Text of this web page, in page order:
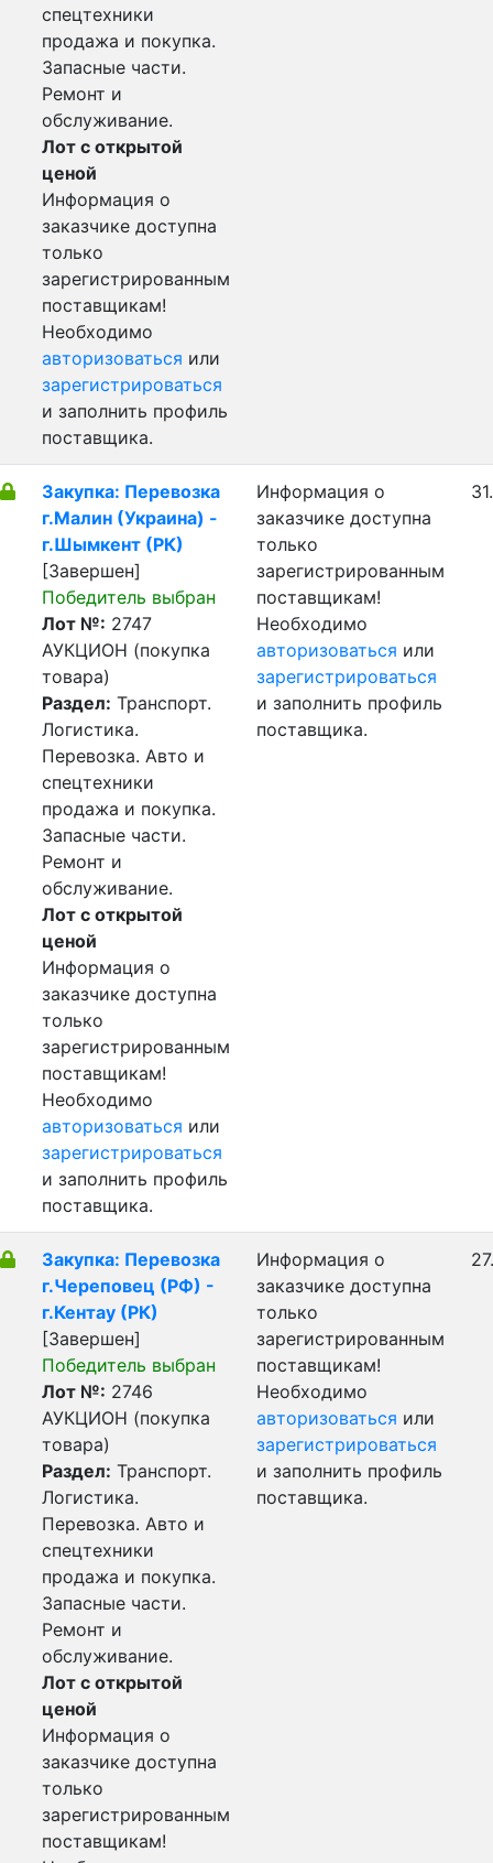
спецтехники
продажа и покупка.
Запасные части.
Ремонт и
обслуживание.
Лот с открытой
ценой
Информация о
заказчике доступна
только
зарегистрированным
поставщикам!
Необходимо
авторизоваться или
зарегистрироваться
и заполнить профиль
поставщика.
Закупка: Перевозка
г.Малин (Украина) -
г.Шымкент (РК)
[Завершен]
Победитель выбран
Лот №: 2747
АУКЦИОН (покупка
товара)
Раздел: Транспорт.
Логистика.
Перевозка. Авто и
спецтехники
продажа и покупка.
Запасные части.
Ремонт и
обслуживание.
Лот с открытой
ценой
Информация о
заказчике доступна
только
зарегистрированным
поставщикам!
Необходимо
авторизоваться или
зарегистрироваться
и заполнить профиль
поставщика.
Информация о
заказчике доступна
только
зарегистрированным
поставщикам!
Необходимо
авторизоваться или
зарегистрироваться
и заполнить профиль
поставщика.
Закупка: Перевозка
г.Череповец (РФ) -
г.Кентау (РК)
[Завершен]
Победитель выбран
Лот №: 2746
АУКЦИОН (покупка
товара)
Раздел: Транспорт.
Логистика.
Перевозка. Авто и
спецтехники
продажа и покупка.
Запасные части.
Ремонт и
обслуживание.
Лот с открытой
ценой
Информация о
заказчике доступна
только
зарегистрированным
поставщикам!
Информация о
заказчике доступна
только
зарегистрированным
поставщикам!
Необходимо
авторизоваться или
зарегистрироваться
и заполнить профиль
поставщика.